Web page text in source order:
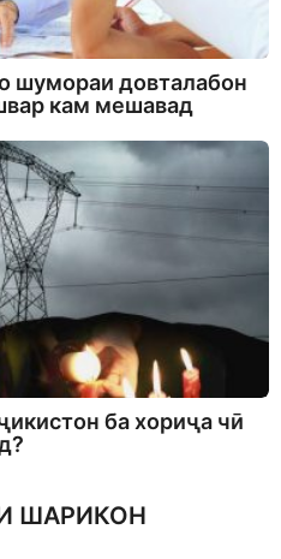
шумораи довталабон
кам мешавад
ба хориҷа чӣ
ШАРИКОН